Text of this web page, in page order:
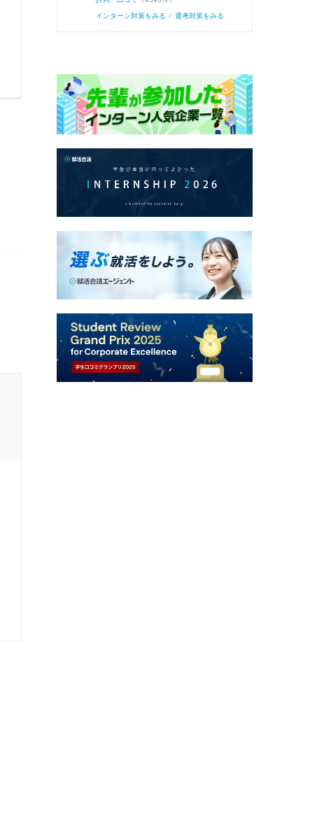
インターン対策をみる / 選考対策をみる